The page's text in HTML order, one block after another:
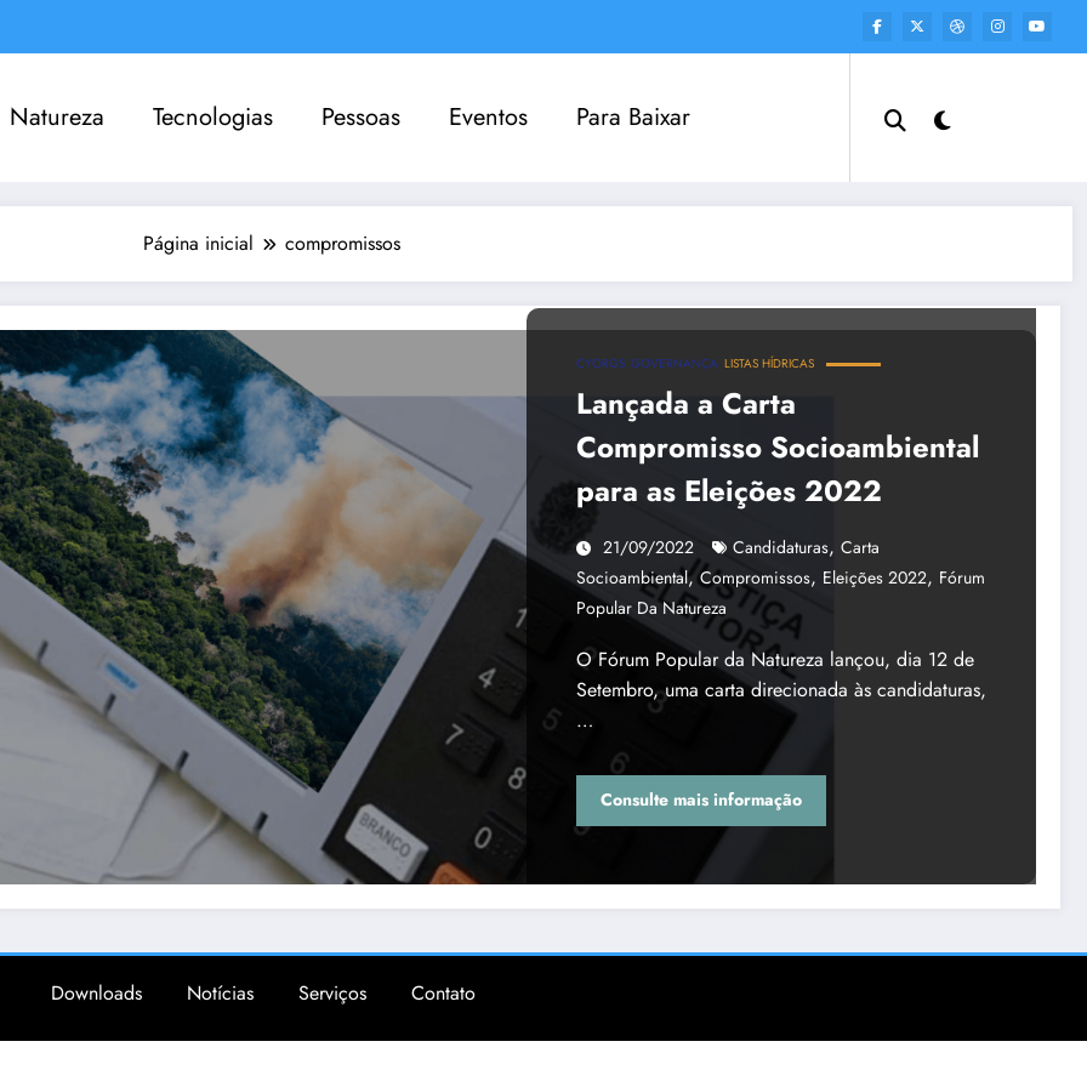
Natureza Tecnologias Pessoas Eventos Para Baixar
Página inicial compromissos
CYORGS GOVERNANÇA LISTAS HÍDRICAS
Lançada a Carta
Compromisso Socioambiental
para as Eleições 2022
21/09/2022 Candidaturas, Carta
Socioambiental,Compromissos, Eleições 2022, Fórum
Popular Da Natureza
O Fórum Popular da Natureza lançou, dia 12 de
Setembro, uma carta direcionada às candidaturas,
…
Consulte mais informação
Downloads Notícias Serviços Contato